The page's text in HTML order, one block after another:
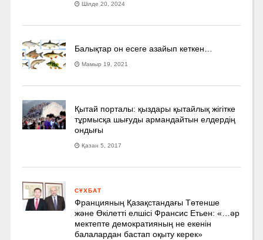
Шілде 20, 2024
Балықтар он есеге азайып кеткен…
Мамыр 19, 2021
Қытай порталы: қыздары қытайлық жігітке
тұрмысқа шығуды армандайтын елдердің
ондығы
Қазан 5, 2017
СҰХБАТ
Францияның Қазақстандағы Төтенше
және Өкілетті елшісі Франсис Етьен: «…әр
мектепте демократияның не екенін
балалардан бастап оқыту керек»